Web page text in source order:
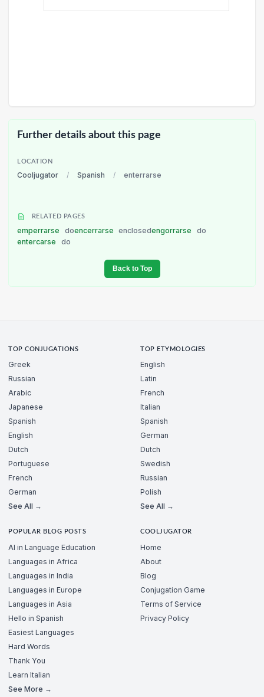
Further details about this page
LOCATION
Cooljugator / Spanish / enterrarse
RELATED PAGES
emperrarse doencerrarse enclosedengorrarse
do
entercarse
do
Back to Top
TOP CONJUGATIONS
Greek
Russian
Arabic
Japanese
Spanish
English
Dutch
Portuguese
French
German
See All →
TOP ETYMOLOGIES
English
Latin
French
Italian
Spanish
German
Dutch
Swedish
Russian
Polish
See All →
POPULAR BLOG POSTS
AI in Language Education
Languages in Africa
Languages in India
Languages in Europe
Languages in Asia
Hello in Spanish
Easiest Languages
Hard Words
Thank You
Learn Italian
See More →
COOLJUGATOR
Home
About
Blog
Conjugation Game
Terms of Service
Privacy Policy